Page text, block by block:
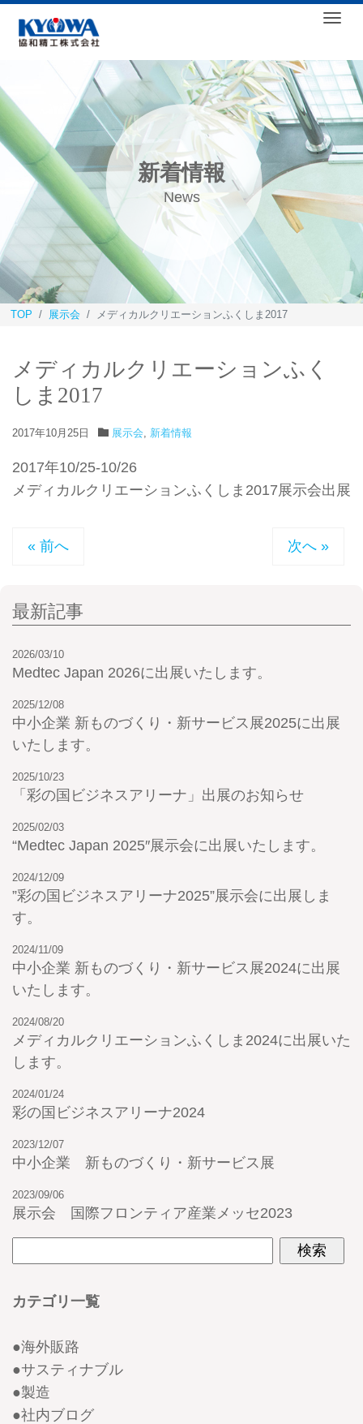
新着情報
News
TOP 展示会 メディカルクリエーションふくしま2017
メディカルクリエーションふく
しま2017
2017年10月25日 展示会, 新着情報
2017年10/25-10/26
メディカルクリエーションふくしま2017展示会出展
« 前へ 次へ »
最新記事
2026/03/10
Medtec Japan 2026に出展いたします。
2025/12/08
中小企業 新ものづくり・新サービス展2025に出展
いたします。
2025/10/23
「彩の国ビジネスアリーナ」出展のお知らせ
2025/02/03
“Medtec Japan 2025″展示会に出展いたします。
2024/12/09
”彩の国ビジネスアリーナ2025”展示会に出展しま
す。
2024/11/09
中小企業 新ものづくり・新サービス展2024に出展
いたします。
2024/08/20
メディカルクリエーションふくしま2024に出展いた
します。
2024/01/24
彩の国ビジネスアリーナ2024
2023/12/07
中小企業 新ものづくり・新サービス展
2023/09/06
展示会 国際フロンティア産業メッセ2023
カテゴリ一覧
●海外販路
●サスティナブル
●製造
●社内ブログ